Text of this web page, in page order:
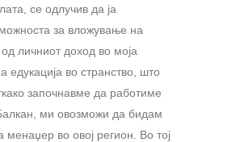
се одлучив да ја
за вложување на
личниот доход во моја
едукација во странство, што
започнавме да работиме
ми овозможи да бидам
менаџер во овој регион. Во тој